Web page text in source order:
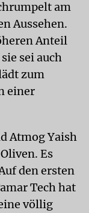
am
Aussehen.
Anteil
sei auch
zum
einer
Atmog Yaish
Es
den ersten
Tech hat
völlig